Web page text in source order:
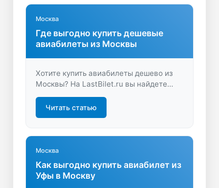
Москва
Где выгодно купить дешевые
авиабилеты из Москвы
Хотите купить авиабилеты дешево из
Москвы? На LastBilet.ru вы найдете
лучшие предложения, сравните цены и
выберите оптимальный рейс.
Экономьте время и деньги на поиске
выгодно!
Читать статью
Москва
Как выгодно купить авиабилет из
Уфы в Москву